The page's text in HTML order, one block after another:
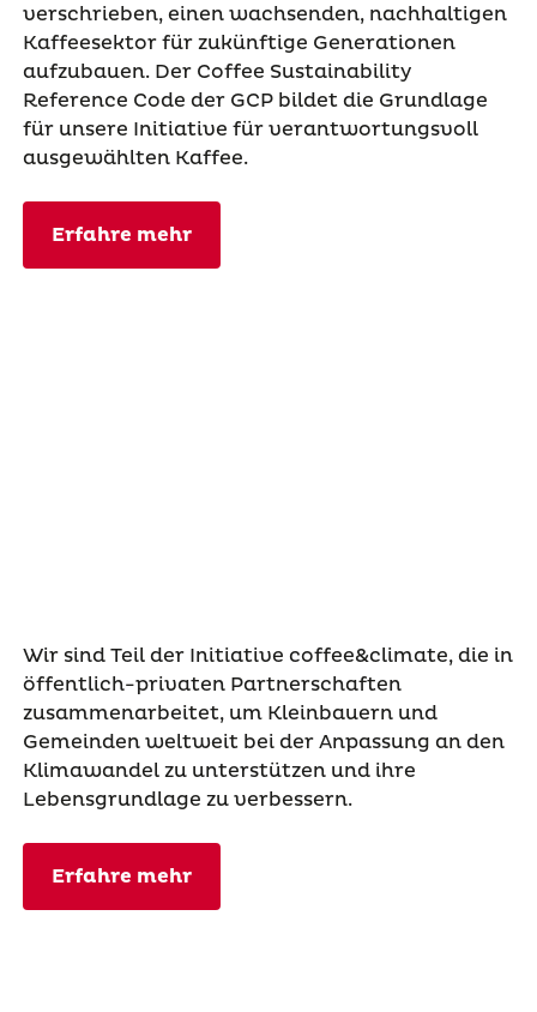
verschrieben, einen wachsenden, nachhaltigen
Kaffeesektor für zukünftige Generationen
aufzubauen. Der Coffee Sustainability
Reference Code der GCP bildet die Grundlage
für unsere Initiative für verantwortungsvoll
ausgewählten Kaffee.
Erfahre mehr
Wir sind Teil der Initiative coffee&climate, die in
öffentlich-privaten Partnerschaften
zusammenarbeitet, um Kleinbauern und
Gemeinden weltweit bei der Anpassung an den
Klimawandel zu unterstützen und ihre
Lebensgrundlage zu verbessern.
Erfahre mehr